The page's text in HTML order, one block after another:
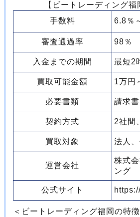
【ビートレーディング福
手数料
6.8％
審査通過率 98％
入金までの期間 最短2
買取可能金額 1万円
必要書類 請求
契約方式 2社間
買取対象 法人
運営会社
株式
ング
公式サイト
＜ビートレーディング福岡の特徴